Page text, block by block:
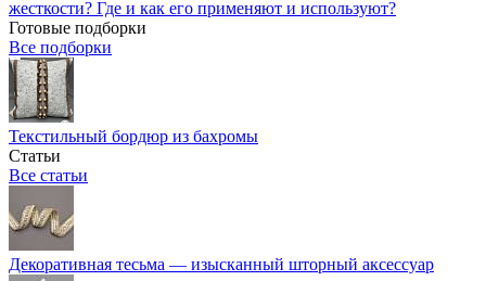
жесткости? Где и как его применяют и используют?
Готовые подборки
Все подборки
Текстильный бордюр из бахромы
Статьи
Все статьи
Декоративная тесьма — изысканный шторный аксессуар